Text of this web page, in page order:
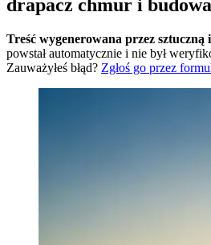
drapacz chmur i
Treść wygenerowana przez sztuczną
powstał automatycznie i nie był
Zauważyłeś błąd? Zgłoś go przez